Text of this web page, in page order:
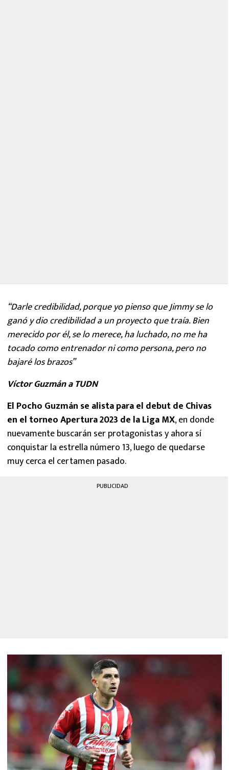
“Darle credibilidad, porque yo pienso que Jimmy se lo
ganó y dio credibilidad a un proyecto que traía. Bien
merecido por él, se lo merece, ha luchado, no me ha
tocado como entrenador ni como persona, pero no
bajaré los brazos”
Víctor Guzmán a TUDN
El Pocho Guzmán se alista para el debut de Chivas
en el torneo Apertura 2023 de la Liga MX, en donde
nuevamente buscarán ser protagonistas y ahora sí
conquistar la estrella número 13, luego de quedarse
muy cerca el certamen pasado.
PUBLICIDAD